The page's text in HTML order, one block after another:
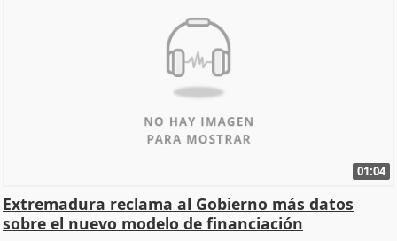
01:04
Extremadura reclama al Gobierno más datos
sobre el nuevo modelo de financiación